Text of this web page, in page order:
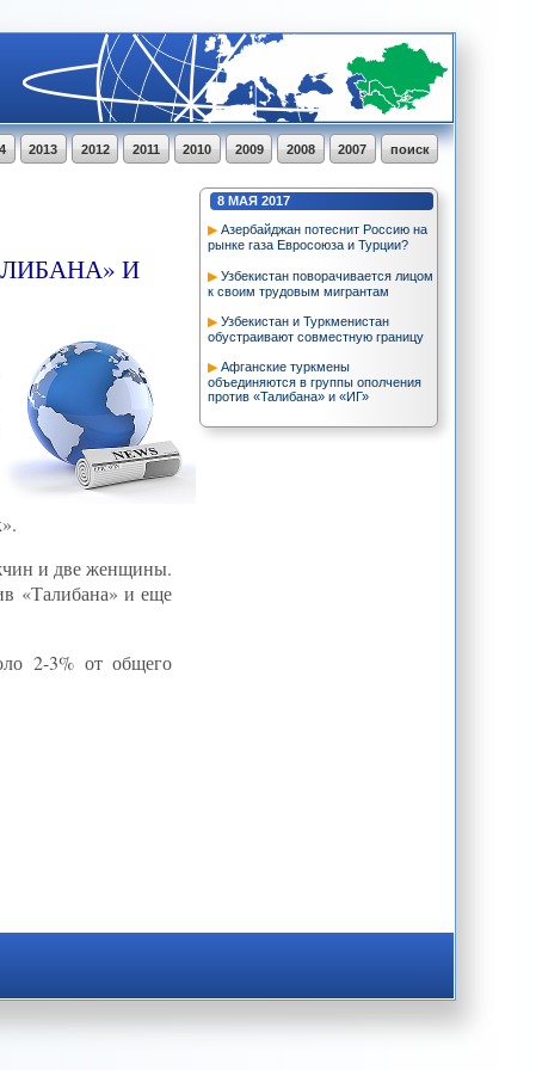
поиск
2007
2008
2009
2010
2011
2012
2013
8 МАЯ 2017
Азербайджан потеснит Россию на
рынке газа Евросоюза и Турции?
Узбекистан поворачивается лицом
к своим трудовым мигрантам
Узбекистан и Туркменистан
обустраивают совместную границу
Афганские туркмены
объединяются в группы ополчения
против «Талибана» и «ИГ»
И
и две женщины.
«Талибана» и еще
2-3% от общего